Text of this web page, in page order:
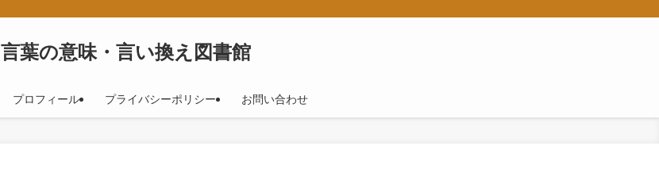
言葉の意味・言い換え図書館
プロフィール プライバシーポリシー お問い合わせ